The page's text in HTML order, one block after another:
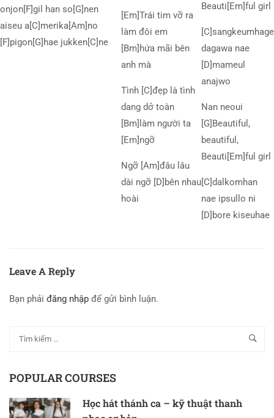
onjon[F]gil han so[G]nen
aiseu a[C]merika[Am]no
[F]pigon[G]hae jukken[C]ne
[Em]Trái tim vỡ ra
làm đôi em
[Bm]hứa mãi bên
anh mà
Tình [C]đẹp là tình
dang dở toàn
[Bm]làm người ta
[Em]ngỡ
Ngỡ [Am]đâu lâu
dài ngỡ [D]bên nhau
hoài
Beauti[Em]ful girl
[C]sangkeumhage
dagawa nae
[D]mameul
anajwo
Nan neoui
[G]Beautiful,
beautiful,
Beauti[Em]ful girl
[C]dalkomhan
nae ipsullo ni
[D]bore kiseuhae
Leave A Reply
Bạn phải đăng nhập để gửi bình luận.
POPULAR COURSES
Học hát thánh ca – kỹ thuật thanh